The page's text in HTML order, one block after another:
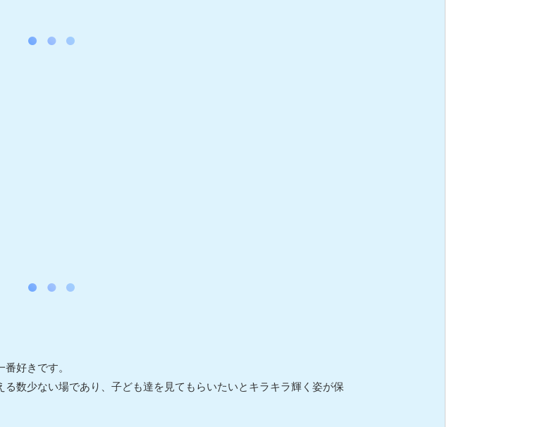
好きです。
数少ない場であり、子ども達を見てもらいたいとキラキラ輝く姿が保